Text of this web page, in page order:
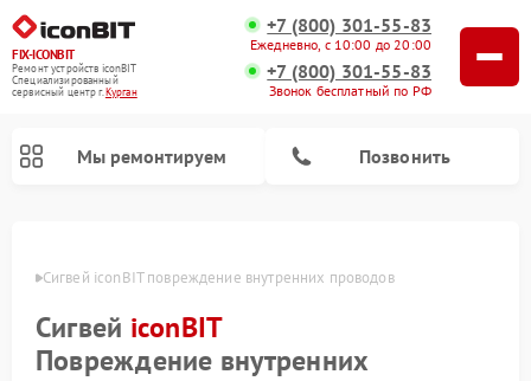
FIX-ICONBIT
Ремонт устройств iconBIT
Специализированный
cервисный центр г.Курган
+7 (800) 301-55-83
Ежедневно, с 10:00 до 20:00
+7 (800) 301-55-83
Звонок бесплатный по РФ
Мы ремонтируем Позвонить
Сигвей iconBIT повреждение внутренних проводов
Сигвей iconBIT
Повреждение внутренних